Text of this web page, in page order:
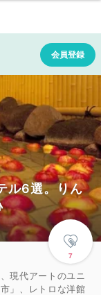
ル6選。りん
7
現代アートのユニ
」、レトロな洋館